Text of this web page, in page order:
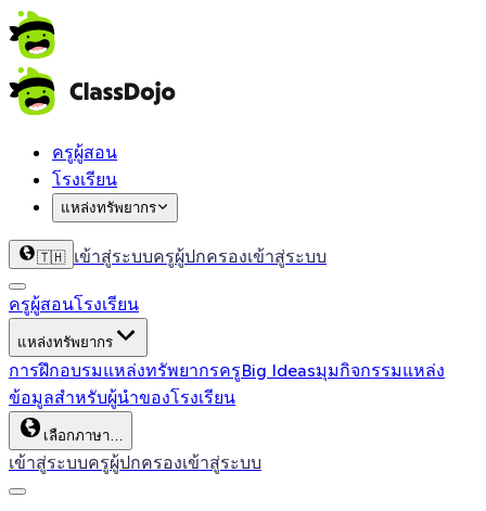
ครูผู้สอน
โรงเรียน
แหล่งทรัพยากร
🇹🇭 เข้าสู่ระบบครูผู้ปกครองเข้าสู่ระบบ
ครูผู้สอนโรงเรียน
แหล่งทรัพยากร
การฝึกอบรมแหล่งทรัพยากรครูBig Ideasมุมกิจกรรมแหล่ง
ข้อมูลสำหรับผู้นำของโรงเรียน
เลือกภาษา…
เข้าสู่ระบบครูผู้ปกครองเข้าสู่ระบบ